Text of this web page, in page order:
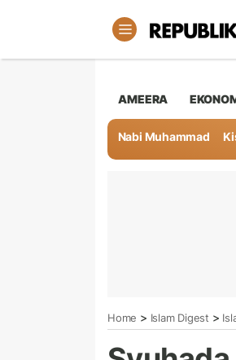
AMEERA
Nabi Muhammad
Home > Islam Digest >